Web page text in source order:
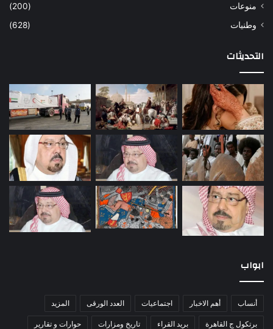
منوعات
(200)
وطنيات
(628)
التحديثات
ابواب
أنساب أهم الاخبار اجتماعيات العدد الورقى المزيد
برتكول ج القاهرة بريد القراء تاريخ ومزارات حوارات و تقارير